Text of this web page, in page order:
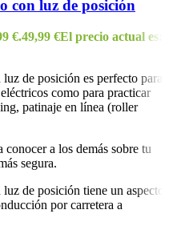
con luz de posición
€.49,99 €El precio actual es:
de posición es perfecto para
como para practicar
patinaje en línea (roller
a los demás sobre tu
segura.
de posición tiene un aspecto
por carretera a